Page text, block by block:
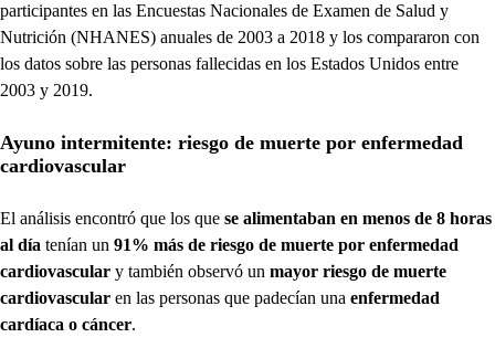
participantes en las Encuestas Nacionales de Examen de Salud y
Nutrición (NHANES) anuales de 2003 a 2018 y los compararon con
los datos sobre las personas fallecidas en los Estados Unidos entre
2003 y 2019.
Ayuno intermitente: riesgo de muerte por enfermedad
cardiovascular
El análisis encontró que los que se alimentaban en menos de 8 horas
al día tenían un 91% más de riesgo de muerte por enfermedad
cardiovascular y también observó un mayor riesgo de muerte
cardiovascular en las personas que padecían una enfermedad
cardíaca o cáncer.